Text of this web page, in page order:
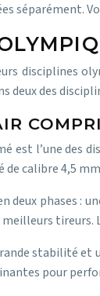
séparément.
disciplines
deux des
est l’une des
calibre 4,5
deux phases :
meilleurs
stabilité et
pour